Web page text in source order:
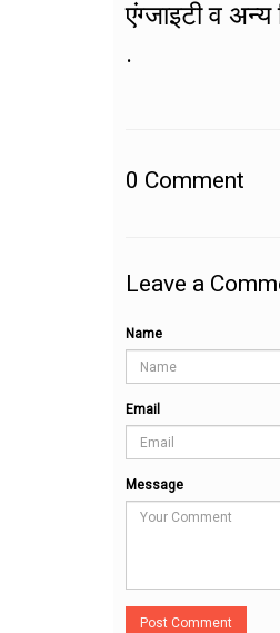
एंग्जाइटी व
.
0 Comment
Leave a
Name
Email
Message
Post Comment